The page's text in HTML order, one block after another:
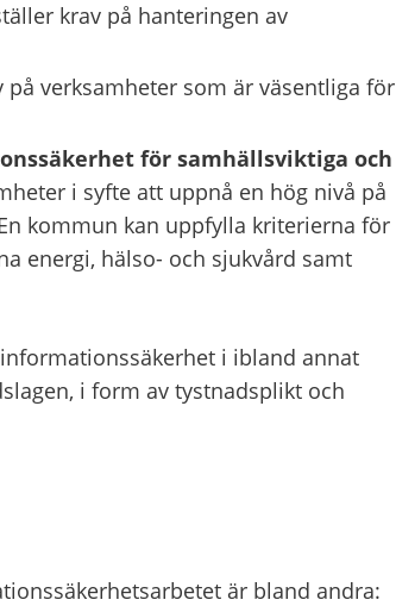
krav på hanteringen av
på verksamheter som är väsentliga för
för samhällsviktiga och
i syfte att uppnå en hög nivå på
kommun kan uppfylla kriterierna för
energi, hälso- och sjukvård samt
i ibland annat
i form av tystnadsplikt och
är bland andra: